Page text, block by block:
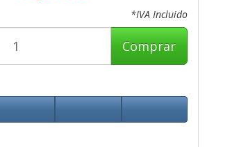
*IVA Incluido
Comprar